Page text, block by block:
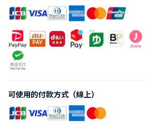
可使用的付款方式（線上）